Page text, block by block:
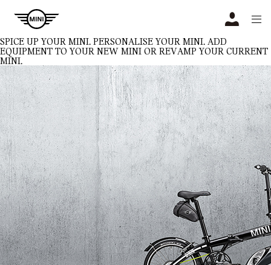
SPICE UP YOUR MINI. PERSONALISE YOUR MINI. ADD
EQUIPMENT TO YOUR NEW MINI OR REVAMP YOUR CURRENT
MINI.